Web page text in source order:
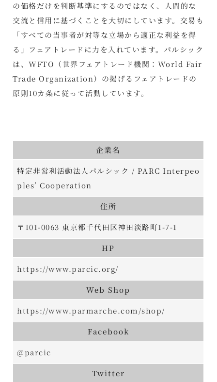
の価格だけを判断基準にするのではなく、人間的な
交流と信用に基づくことを大切にしています。交易も
「すべての当事者が対等な立場から適正な利益を得
る」フェアトレードに力を入れています。パルシック
は、WFTO（世界フェアトレード機関：World Fair
Trade Organization）の掲げるフェアトレードの
原則10カ条に従って活動しています。
企業名
特定非営利活動法人パルシック / PARC Interpeo
ples’ Cooperation
住所
〒101-0063 東京都千代田区神田淡路町1-7-1
HP
https://www.parcic.org/
Web Shop
https://www.parmarche.com/shop/
Facebook
@parcic
Twitter